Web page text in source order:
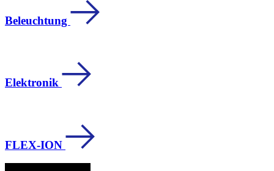
Beleuchtung
Elektronik
FLEX-ION